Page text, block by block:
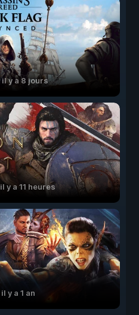
il y a 8 jours
il y a 11 heures
il y a 1 an